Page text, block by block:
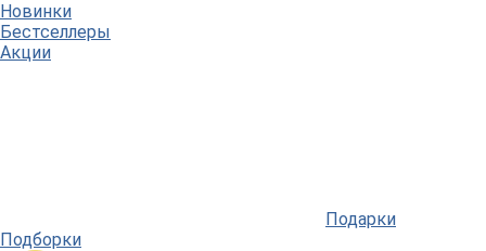
Новинки
Бестселлеры
Акции
Подарки
Подборки